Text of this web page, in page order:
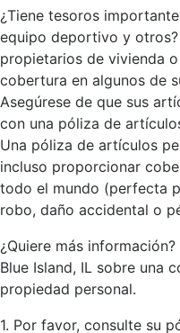
¿Tiene tesoros
equipo deportivo y
propietarios de vivienda
cobertura en algunos de
Asegúrese de que sus
con una póliza de
Una póliza de artículos
incluso proporcionar
todo el mundo (perfecta
robo, daño accidental o
¿Quiere más
Blue Island, IL sobre una
propiedad personal.
1. Por favor, consulte su